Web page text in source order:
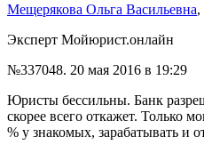
Мещерякова Ольга Васильевна,
Эксперт Мойюрист.онлайн
№337048. 20 мая 2016 в 19:29
Юристы бессильны. Банк
скорее всего откажет. Только
% у знакомых, зарабатывать и